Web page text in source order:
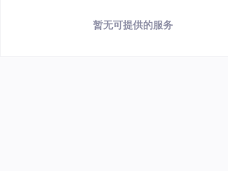
暂无可提供的服务